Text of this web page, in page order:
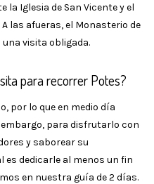
la Iglesia de San Vicente y el
las afueras, el Monasterio de
una visita obligada.
para recorrer Potes?
por lo que en medio día
para disfrutarlo con
y saborear su
dedicarle al menos un fin
en nuestra guía de 2 días.